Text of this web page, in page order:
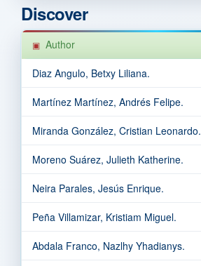
Discover
Author
Diaz Angulo, Betxy Liliana.
Martínez Martínez, Andrés Felipe.
Miranda González, Cristian Leonardo.
Moreno Suárez, Julieth Katherine.
Neira Parales, Jesús Enrique.
Peña Villamizar, Kristiam Miguel.
Abdala Franco, Nazlhy Yhadianys.